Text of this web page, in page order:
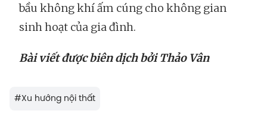
bầu không khí ấm cúng cho không gian
sinh hoạt của gia đình.
Bài viết được biên dịch bởi Thảo Vân
#Xu hướng nội thất